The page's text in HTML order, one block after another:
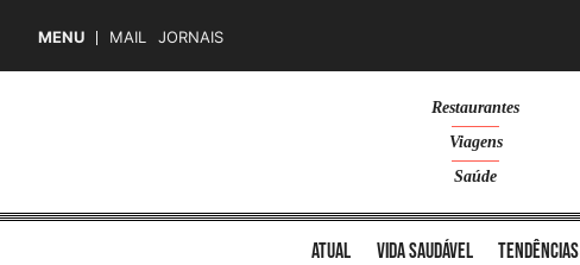
MENU MAIL JORNAIS
Restaurantes
Viagens
Saúde
atual vida saudável tendências